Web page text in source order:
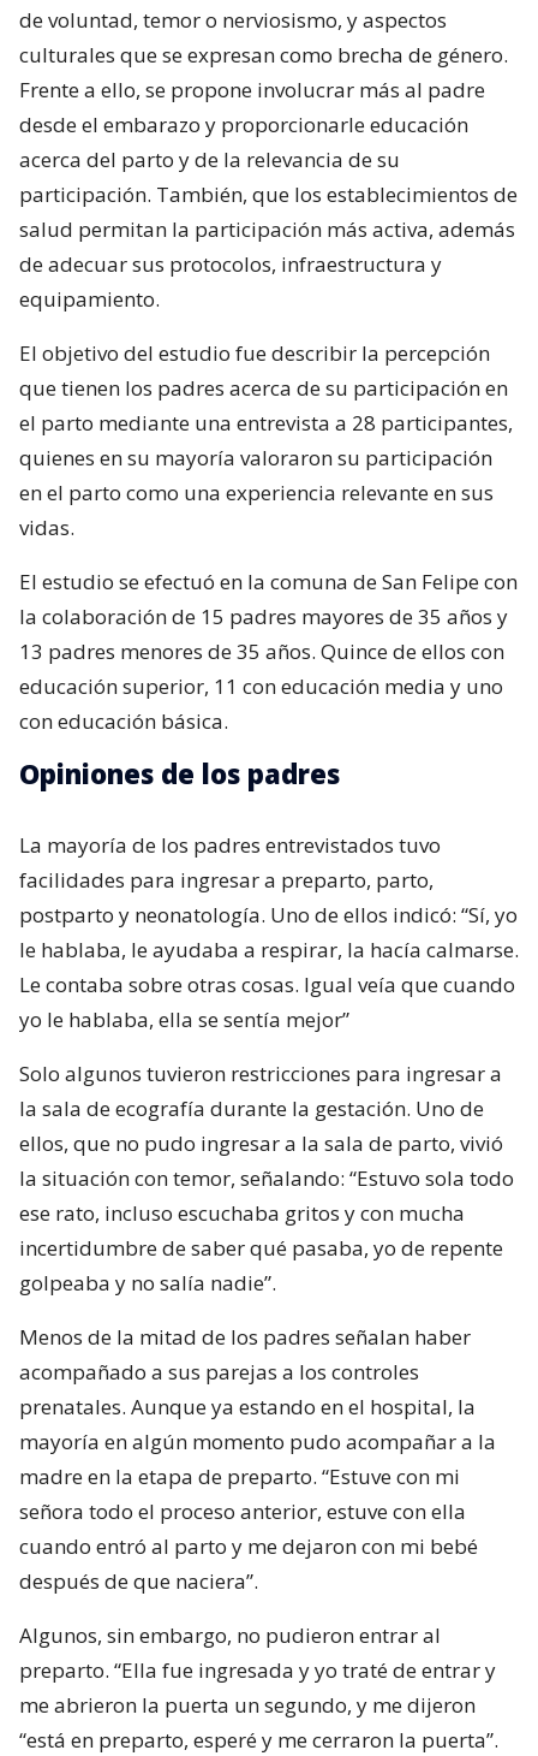
de voluntad, temor o nerviosismo, y aspectos
culturales que se expresan como brecha de género.
Frente a ello, se propone involucrar más al padre
desde el embarazo y proporcionarle educación
acerca del parto y de la relevancia de su
participación. También, que los establecimientos de
salud permitan la participación más activa, además
de adecuar sus protocolos, infraestructura y
equipamiento.
El objetivo del estudio fue describir la percepción
que tienen los padres acerca de su participación en
el parto mediante una entrevista a 28 participantes,
quienes en su mayoría valoraron su participación
en el parto como una experiencia relevante en sus
vidas.
El estudio se efectuó en la comuna de San Felipe con
la colaboración de 15 padres mayores de 35 años y
13 padres menores de 35 años. Quince de ellos con
educación superior, 11 con educación media y uno
con educación básica.
Opiniones de los padres
La mayoría de los padres entrevistados tuvo
facilidades para ingresar a preparto, parto,
postparto y neonatología. Uno de ellos indicó: “Sí, yo
le hablaba, le ayudaba a respirar, la hacía calmarse.
Le contaba sobre otras cosas. Igual veía que cuando
yo le hablaba, ella se sentía mejor”
Solo algunos tuvieron restricciones para ingresar a
la sala de ecografía durante la gestación. Uno de
ellos, que no pudo ingresar a la sala de parto, vivió
la situación con temor, señalando: “Estuvo sola todo
ese rato, incluso escuchaba gritos y con mucha
incertidumbre de saber qué pasaba, yo de repente
golpeaba y no salía nadie”.
Menos de la mitad de los padres señalan haber
acompañado a sus parejas a los controles
prenatales. Aunque ya estando en el hospital, la
mayoría en algún momento pudo acompañar a la
madre en la etapa de preparto. “Estuve con mi
señora todo el proceso anterior, estuve con ella
cuando entró al parto y me dejaron con mi bebé
después de que naciera”.
Algunos, sin embargo, no pudieron entrar al
preparto. “Ella fue ingresada y yo traté de entrar y
me abrieron la puerta un segundo, y me dijeron
“está en preparto, esperé y me cerraron la puerta”.